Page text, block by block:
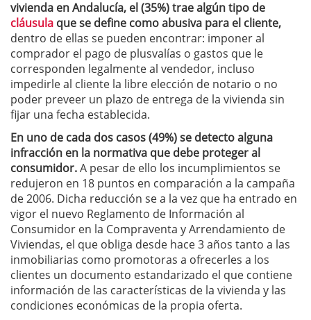
vivienda en Andalucía, el (35%) trae algún tipo de
cláusula que se define como abusiva para el cliente,
dentro de ellas se pueden encontrar: imponer al
comprador el pago de plusvalías o gastos que le
corresponden legalmente al vendedor, incluso
impedirle al cliente la libre elección de notario o no
poder preveer un plazo de entrega de la vivienda sin
fijar una fecha establecida.
En uno de cada dos casos (49%) se detecto alguna
infracción en la normativa que debe proteger al
consumidor.A pesar de ello los incumplimientos se
redujeron en 18 puntos en comparación a la campaña
de 2006. Dicha reducción se a la vez que ha entrado en
vigor el nuevo Reglamento de Información al
Consumidor en la Compraventa y Arrendamiento de
Viviendas, el que obliga desde hace 3 años tanto a las
inmobiliarias como promotoras a ofrecerles a los
clientes un documento estandarizado el que contiene
información de las características de la vivienda y las
condiciones económicas de la propia oferta.